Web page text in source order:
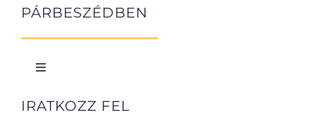
A szeretet művészete
A javak közösbe tétele
PÁRBESZÉDBEN
Toggle
IRATKOZZ FEL